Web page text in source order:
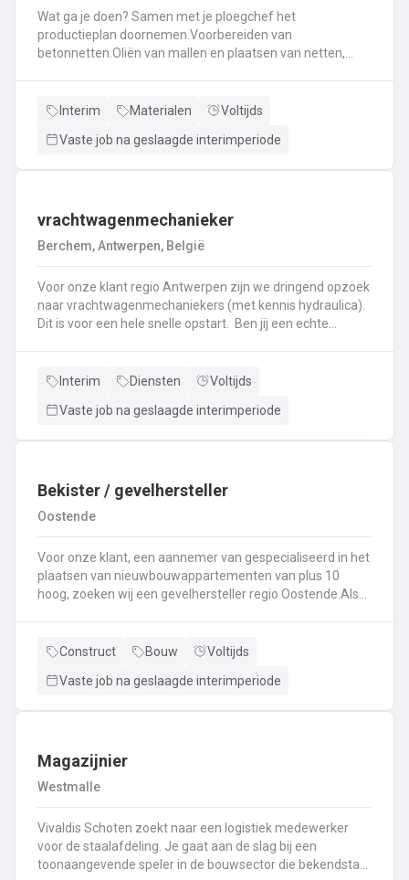
Wat ga je doen? Samen met je ploegchef het
productieplan doornemen.Voorbereiden van
betonnetten.Oliën van mallen en plaatsen van netten,
eindafwerking.Frezen, boren, en zagen in de
klaar zijn voor gebruik.Opruimen van de werkplaats en
Interim Materialen
Voltijds
Vaste job na geslaagde interimperiode
vrachtwagenmechanieker
Berchem, Antwerpen, België
Voor onze klant regio Antwerpen zijn we dringend opzoek
naar vrachtwagenmechaniekers (met kennis hydraulica).
Dit is voor een hele snelle opstart. Ben jij een echte
Dan ben jij de persoon die wij zoeken!
Interim Diensten
Voltijds
Vaste job na geslaagde interimperiode
Bekister / gevelhersteller
Oostende
Voor onze klant, een aannemer van gespecialiseerd in het
plaatsen van nieuwbouwappartementen van plus 10
hoog, zoeken wij een gevelhersteller regio Oostende.Als
collegas. Je zal voornamelijk ingezet worden voor:
gevel;Opnieuw voegen van bakstenen;Renovatie van
wapening en voorzien van een beschermlaag;Herstellen
2de natuur en heeft weinig geheimen voor jou. Je weet de
aanpakken. Dan is dit zeker de job voor jou!
Construct Bouw
Voltijds
Vaste job na geslaagde interimperiode
Magazijnier
Westmalle
Vivaldis Schoten zoekt naar een logistiek medewerker
voor de staalafdeling. Je gaat aan de slag bij een
toonaangevende speler in de bouwsector die bekendstaat